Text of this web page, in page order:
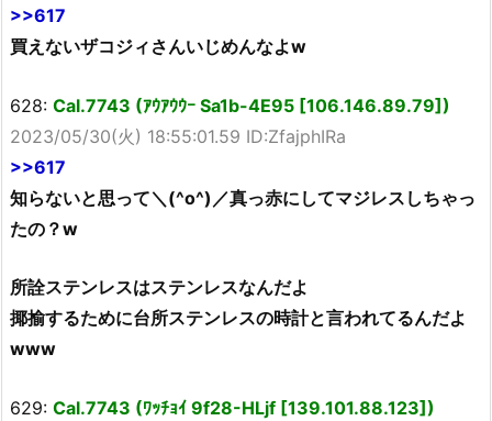
>>617
買えないザコジィさんいじめんなよw
628: Cal.7743 (ｱｳｱｳｳｰ Sa1b-4E95 [106.146.89.79])
2023/05/30(火) 18:55:01.59 ID:ZfajphIRa
>>617
知らないと思って＼(^o^)／真っ赤にしてマジレスしちゃっ
たの？w
所詮ステンレスはステンレスなんだよ
揶揄するために台所ステンレスの時計と言われてるんだよ
www
629: Cal.7743 (ﾜｯﾁｮｲ 9f28-HLjf [139.101.88.123])